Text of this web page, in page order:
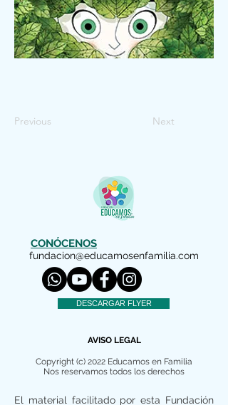
Previous Next
CONÓCENOS
fundacion@educamosenfamilia.com
DESCARGAR FLYER
AVISO LEGAL
Copyright (c) 2022 Educamos en Familia
Nos reservamos todos los derechos
El material facilitado por esta Fundación